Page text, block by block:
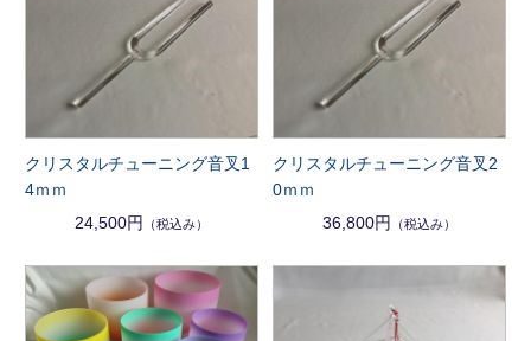
クリスタルチューニング音叉1
4ｍｍ
24,500円
（税込み）
クリスタルチューニング音叉2
0ｍｍ
36,800円
（税込み）